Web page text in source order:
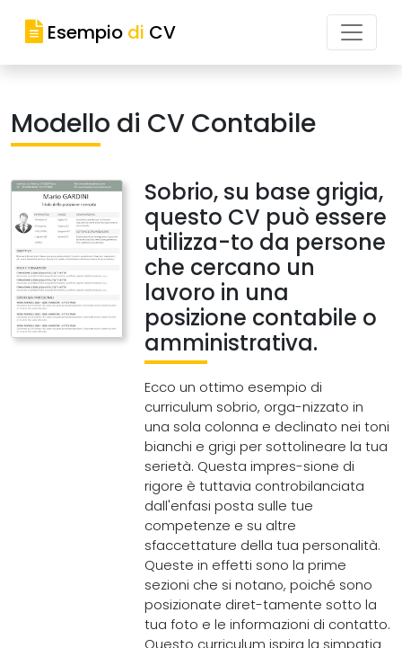
Esempio di CV
Modello di CV Contabile
Sobrio, su base grigia,
questo CV può essere
utilizza-to da persone
che cercano un
lavoro in una
posizione contabile o
amministrativa.
Ecco un ottimo esempio di
curriculum sobrio, orga-nizzato in
una sola colonna e declinato nei toni
bianchi e grigi per sottolineare la tua
serietà. Questa impres-sione di
rigore è tuttavia controbilanciata
dall'enfasi posta sulle tue
competenze e su altre
sfaccettature della tua personalità.
Queste in effetti sono la prime
sezioni che si notano, poiché sono
posizionate diret-tamente sotto la
tua foto e le informazioni di contatto.
Questo curriculum ispira la simpatia